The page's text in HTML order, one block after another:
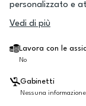
personalizzato e
Vedi di più
Lavora con le
No
Gabinetti
Nessuna informazione